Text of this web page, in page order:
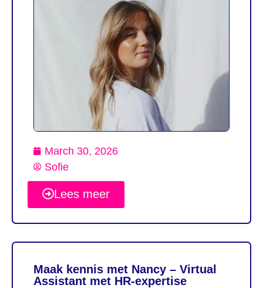
March 30, 2026
Sofie
Lees meer
Maak kennis met Nancy – Virtual
Assistant met HR-expertise